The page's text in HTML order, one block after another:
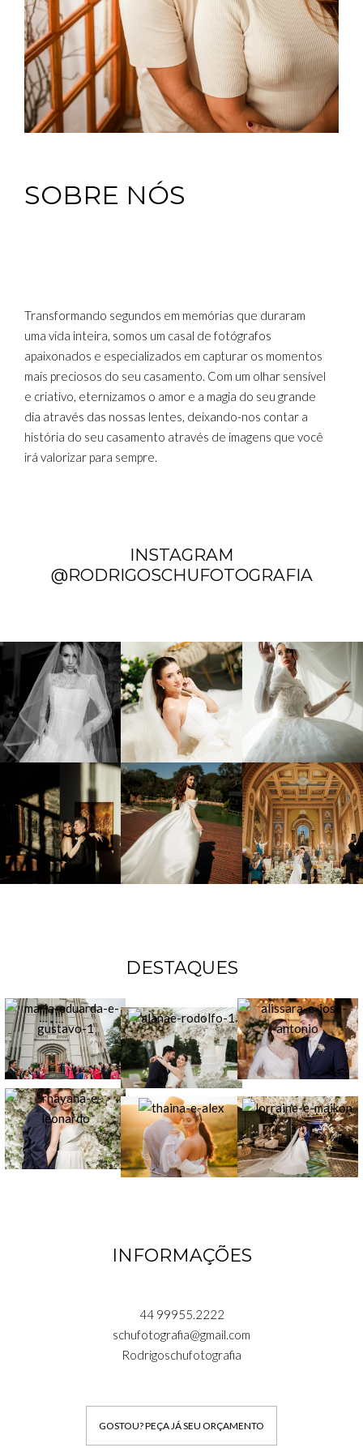
SOBRE NÓS
Transformando segundos em memórias que duraram
uma vida inteira, somos um casal de fotógrafos
apaixonados e especializados em capturar os momentos
mais preciosos do seu casamento. Com um olhar sensível
e criativo, eternizamos o amor e a magia do seu grande
dia através das nossas lentes, deixando-nos contar a
história do seu casamento através de imagens que você
irá valorizar para sempre.
INSTAGRAM
@RODRIGOSCHUFOTOGRAFIA
DESTAQUES
INFORMAÇÕES
44 99955.2222
schufotografia@gmail.com
Rodrigoschufotografia
GOSTOU? PEÇA JÁ SEU ORÇAMENTO